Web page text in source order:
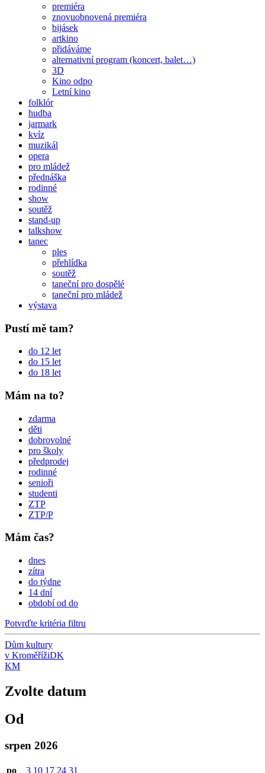
premiéra
znovuobnovená premiéra
bijásek
artkino
přidáváme
alternativní program (koncert, balet…)
3D
Kino odpo
Letní kino
folklór
hudba
jarmark
kvíz
muzikál
opera
pro mládež
přednáška
rodinné
show
soutěž
stand-up
talkshow
tanec
ples
přehlídka
soutěž
taneční pro dospělé
taneční pro mládež
výstava
Pustí mě tam?
do 12 let
do 15 let
do 18 let
Mám na to?
zdarma
děti
dobrovolné
pro školy
předprodej
rodinné
senioři
studenti
ZTP
ZTP/P
Mám čas?
dnes
zítra
do týdne
14 dní
období od do
Potvrďte kritéria filtru
Dům kultury
v KroměřížiDK
KM
Zvolte datum
Od
srpen 2026
po 3 10 17 24 31